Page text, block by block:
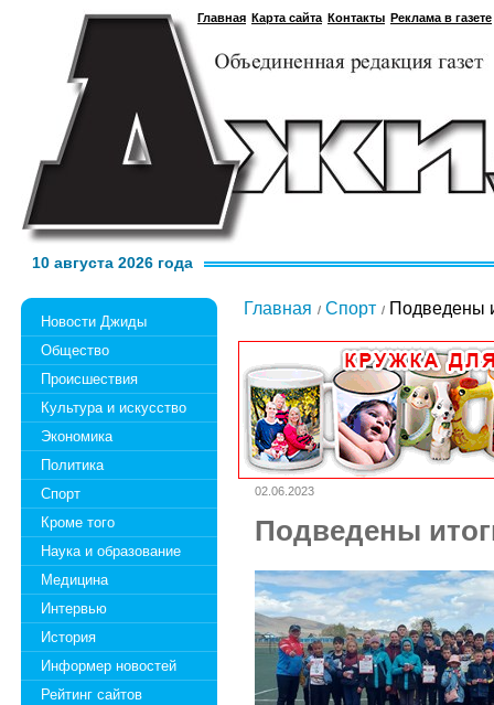
Главная Карта сайта Контакты Реклама в газете
10 августа 2026 года
Новости Джиды
Общество
Происшествия
Культура и искусство
Экономика
Политика
Спорт
Кроме того
Наука и образование
Медицина
Интервью
История
Информер новостей
Рейтинг сайтов
Главная Спорт Подведены
02.06.2023
Подведены